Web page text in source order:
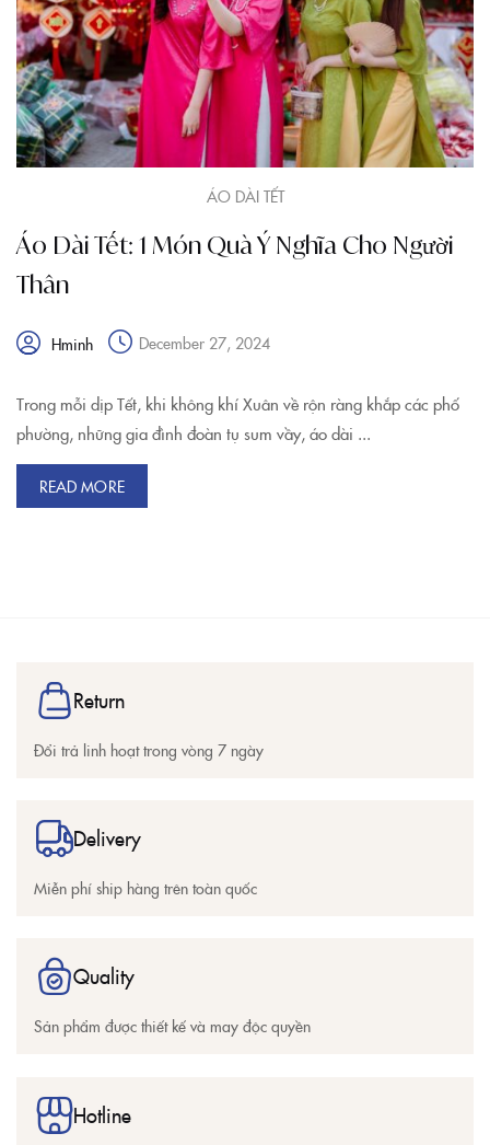
ÁO DÀI TẾT
Áo Dài Tết: 1 Món Quà Ý Nghĩa Cho Người
Thân
Hminh December 27, 2024
Trong mỗi dịp Tết, khi không khí Xuân về rộn ràng khắp các phố
phường, những gia đình đoàn tụ sum vầy, áo dài ...
READ MORE
Return
Đổi trả linh hoạt trong vòng 7 ngày
Delivery
Miễn phí ship hàng trên toàn quốc
Quality
Sản phẩm được thiết kế và may độc quyền
Hotline